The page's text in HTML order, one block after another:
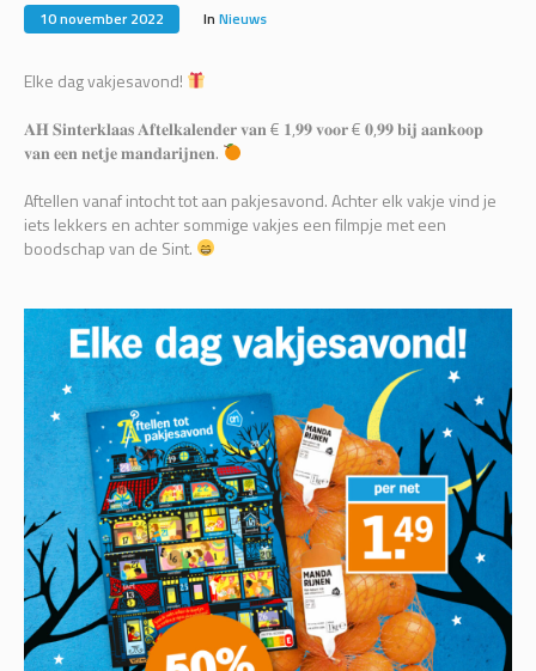
10 november 2022 In Nieuws
Elke dag vakjesavond!
𝐀𝐇 𝐒𝐢𝐧𝐭𝐞𝐫𝐤𝐥𝐚𝐚𝐬 𝐀𝐟𝐭𝐞𝐥𝐤𝐚𝐥𝐞𝐧𝐝𝐞𝐫 𝐯𝐚𝐧 € 𝟏,𝟗𝟗 𝐯𝐨𝐨𝐫 € 𝟎,𝟗𝟗 𝐛𝐢𝐣 𝐚𝐚𝐧𝐤𝐨𝐨𝐩
𝐯𝐚𝐧 𝐞𝐞𝐧 𝐧𝐞𝐭𝐣𝐞 𝐦𝐚𝐧𝐝𝐚𝐫𝐢𝐣𝐧𝐞𝐧.
Aftellen vanaf intocht tot aan pakjesavond. Achter elk vakje vind je
iets lekkers en achter sommige vakjes een filmpje met een
boodschap van de Sint.